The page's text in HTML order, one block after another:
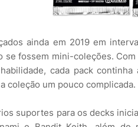
ainda em 2019 em
se fossem mini-coleções.
cada pack
coleção um pouco complicada.
suportes para os decks